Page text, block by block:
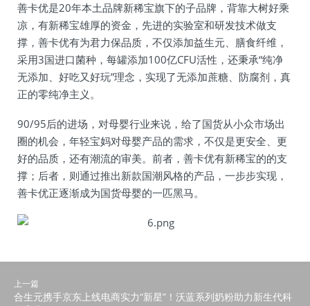
善卡优是20年本土品牌新稀宝旗下的子品牌，背靠大树好乘
凉，有新稀宝雄厚的资金，先进的实验室和研发技术做支
撑，善卡优有为君力保品质，不仅添加益生元、膳食纤维，
采用3国进口菌种，每罐添加100亿CFU活性，还秉承“纯净
无添加、好吃又好玩”理念，实现了无添加蔗糖、防腐剂，真
正的零纯净主义。
90/95后的进场，对母婴行业来说，给了国货从小众市场出
圈的机会，年轻宝妈对母婴产品的需求，不仅是更安全、更
好的品质，还有潮流的审美。前者，善卡优有新稀宝的的支
撑；后者，则通过推出新款国潮风格的产品，一步步实现，
善卡优正逐渐成为国货母婴的一匹黑马。
上一篇
合生元携手京东上线电商实力“新星”！沃蓝系列奶粉助力新生代科